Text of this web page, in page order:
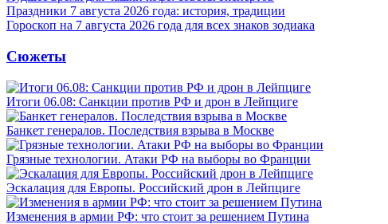
Праздники 7 августа 2026 года: история, традиции
Гороскоп на 7 августа 2026 года для всех знаков зодиака
Сюжеты
Итоги 06.08: Санкции против РФ и дрон в Лейпциге
Банкет генералов. Последствия взрыва в Москве
Грязные технологии. Атаки РФ на выборы во Франции
Эскалация для Европы. Российский дрон в Лейпциге
Изменения в армии РФ: что стоит за решением Путина